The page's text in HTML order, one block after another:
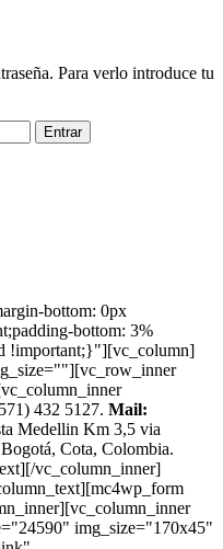
Para verlo introduce tu
bottom: 0px
bottom: 3%
!important;}"][vc_column]
432 5127. Mail:
Medellin Km 3,5 via
Cota, Colombia.
vc_column_inner]
img_size="170x45"